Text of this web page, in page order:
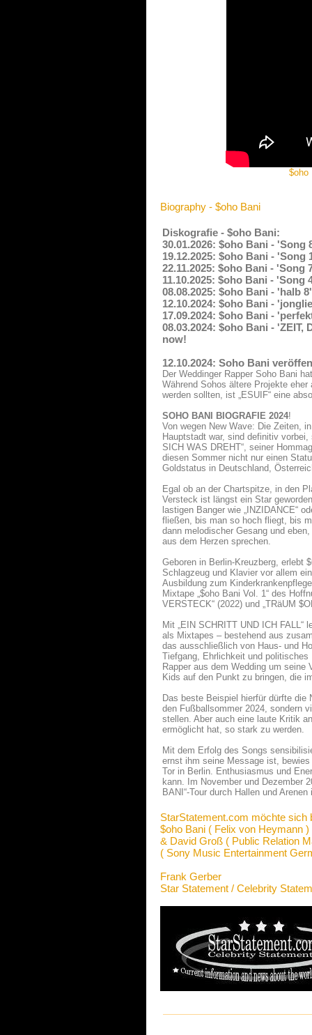
$oho
Biography - $oho Bani
Diskografie - $oho Bani:
30.01.2026: $oho Bani -
19.12.2025: $oho Bani -
22.11.2025: $oho Bani -
11.10.2025: $oho Bani -
08.08.2025: $oho Bani - 'halb
12.10.2024: $oho Bani -
17.09.2024: $oho Bani -
08.03.2024: $oho Bani -
now!
12.10.2024: Soho Bani
Der Weddinger Rapper Soho Bani
Während Sohos ältere Projekte
werden sollten, ist „ESUIF“ eine
SOHO BANI BIOGRAFIE 2024!
Von wegen New Wave: Die Zeiten,
Hauptstadt war, sind definitiv
SICH WAS DREHT“, seiner
diesen Sommer nicht nur einen
Goldstatus in Deutschland,
Egal ob an der Chartspitze, in den
Versteck ist längst ein Star
lastigen Banger wie „INZIDANCE“
fließen, bis man so hoch fliegt, bis
dann melodischer Gesang und
aus dem Herzen sprechen.
Geboren in Berlin-Kreuzberg, erlebt
Schlagzeug und Klavier vor allem
Ausbildung zum
Mixtape „$oho Bani Vol. 1“ des
VERSTECK“ (2022) und „TRäUM
Mit „EIN SCHRITT UND ICH
als Mixtapes – bestehend aus
das ausschließlich von Haus- und
Tiefgang, Ehrlichkeit und
Rapper aus dem Wedding um
Kids auf den Punkt zu bringen, die
Das beste Beispiel hierfür dürfte die
den Fußballsommer 2024, sondern
stellen. Aber auch eine laute Kritik
ermöglicht hat, so stark zu werden.
Mit dem Erfolg des Songs
ernst ihm seine Message ist,
Tor in Berlin. Enthusiasmus und
kann. Im November und Dezember
BANI“-Tour durch Hallen und
StarStatement.com möchte sich
$oho Bani ( Felix von Heymann )
& David Groß ( Public Relation
( Sony Music Entertainment
Frank Gerber
Star Statement / Celebrity